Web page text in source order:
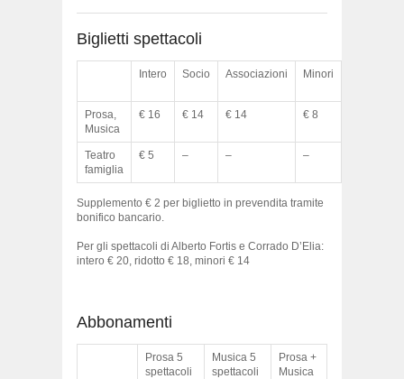
Biglietti spettacoli
Intero Socio Associazioni Minori
Prosa,
Musica
€ 16 € 14 € 14 € 8
Teatro
famiglia
€ 5 – – –
Supplemento € 2 per biglietto in prevendita tramite
bonifico bancario.
Per gli spettacoli di Alberto Fortis e Corrado D’Elia:
intero € 20, ridotto € 18, minori € 14
Abbonamenti
Prosa 5
spettacoli
Musica 5
spettacoli
Prosa +
Musica